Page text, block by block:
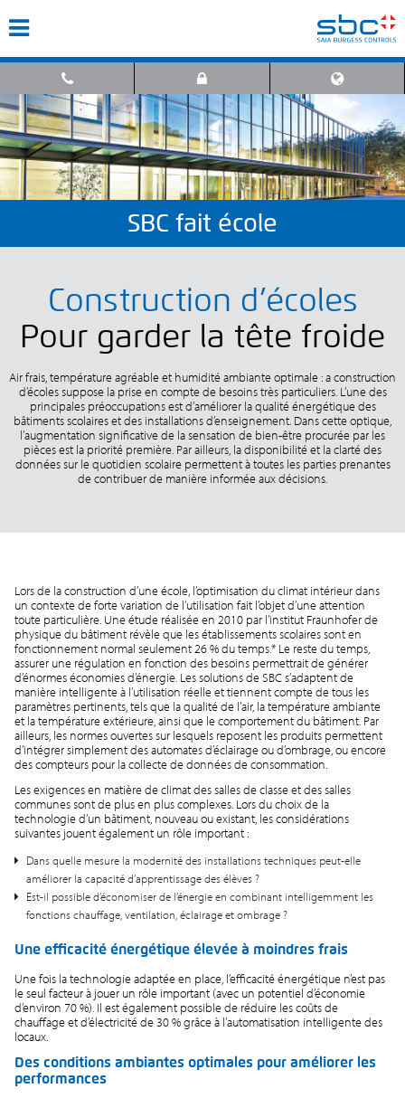
SBC fait école
Construction d’écoles
Pour garder la tête froide
Air frais, température agréable et humidité ambiante optimale : a construction
d’écoles suppose la prise en compte de besoins très particuliers. L’une des
principales préoccupations est d’améliorer la qualité énergétique des
bâtiments scolaires et des installations d’enseignement. Dans cette optique,
l’augmentation significative de la sensation de bien-être procurée par les
pièces est la priorité première. Par ailleurs, la disponibilité et la clarté des
données sur le quotidien scolaire permettent à toutes les parties prenantes
de contribuer de manière informée aux décisions.
Lors de la construction d’une école, l’optimisation du climat intérieur dans
un contexte de forte variation de l’utilisation fait l’objet d’une attention
toute particulière. Une étude réalisée en 2010 par l’institut Fraunhofer de
physique du bâtiment révèle que les établissements scolaires sont en
fonctionnement normal seulement 26 % du temps.* Le reste du temps,
assurer une régulation en fonction des besoins permettrait de générer
d’énormes économies d’énergie. Les solutions de SBC s’adaptent de
manière intelligente à l’utilisation réelle et tiennent compte de tous les
paramètres pertinents, tels que la qualité de l’air, la température ambiante
et la température extérieure, ainsi que le comportement du bâtiment. Par
ailleurs, les normes ouvertes sur lesquels reposent les produits permettent
d’intégrer simplement des automates d’éclairage ou d’ombrage, ou encore
des compteurs pour la collecte de données de consommation.
Les exigences en matière de climat des salles de classe et des salles
communes sont de plus en plus complexes. Lors du choix de la
technologie d’un bâtiment, nouveau ou existant, les considérations
suivantes jouent également un rôle important :
Dans quelle mesure la modernité des installations techniques peut-elle
améliorer la capacité d’apprentissage des élèves ?
Est-il possible d’économiser de l’énergie en combinant intelligemment les
fonctions chauffage, ventilation, éclairage et ombrage ?
Une efficacité énergétique élevée à moindres frais
Une fois la technologie adaptée en place, l’efficacité énergétique n’est pas
le seul facteur à jouer un rôle important (avec un potentiel d’économie
d’environ 70 %). Il est également possible de réduire les coûts de
chauffage et d’électricité de 30 % grâce à l’automatisation intelligente des
locaux.
Des conditions ambiantes optimales pour améliorer les
performances